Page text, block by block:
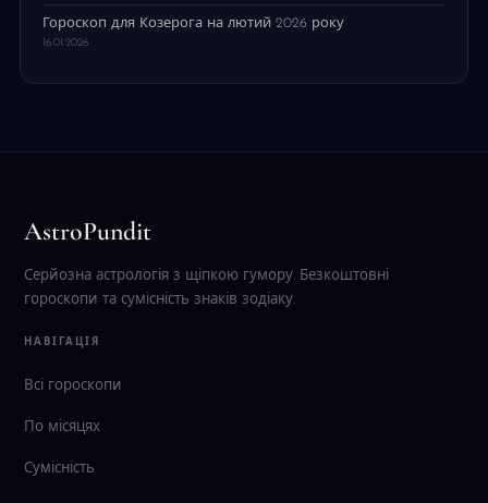
Гороскоп для Козерога на лютий 2026 року
16.01.2026
AstroPundit
Серйозна астрологія з щіпкою гумору. Безкоштовні
гороскопи та сумісність знаків зодіаку.
НАВІГАЦІЯ
Всі гороскопи
По місяцях
Сумісність